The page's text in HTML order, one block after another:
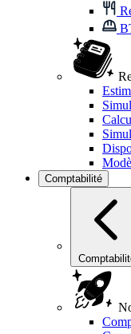
Comptabilité